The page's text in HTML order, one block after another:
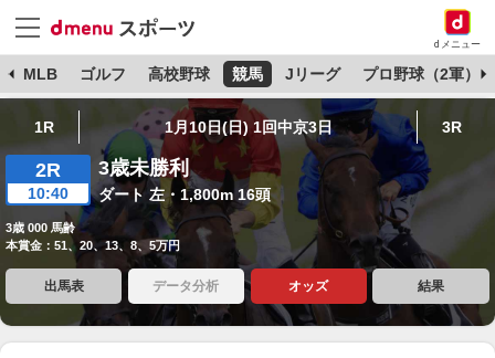
dメニュー
MLB ゴルフ 高校野球 競馬 Jリーグ プロ野球（2軍）
1R 1月10日(日) 1回中京3日 3R
2R
10:40
3歳未勝利
ダート 左・1,800m 16頭
3歳 000 馬齢
本賞金：51、20、13、8、5万円
出馬表 データ分析 オッズ 結果